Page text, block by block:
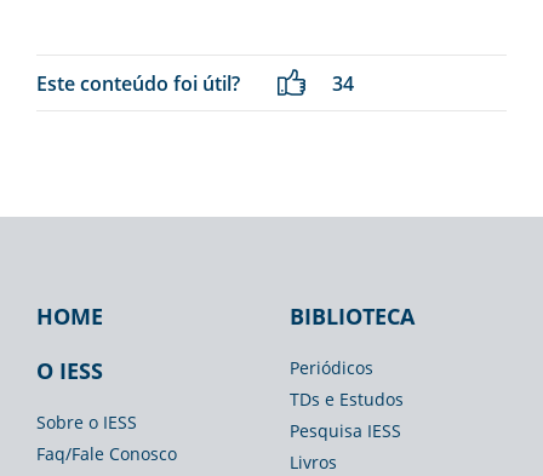
Este conteúdo foi útil? 34
Footer
IESS
HOME
O IESS
Sobre o IESS
Faq/Fale Conosco
Footer
Biblioteca
BIBLIOTECA
Periódicos
TDs e Estudos
Pesquisa IESS
Livros
Footer
Espaço
Imprensa